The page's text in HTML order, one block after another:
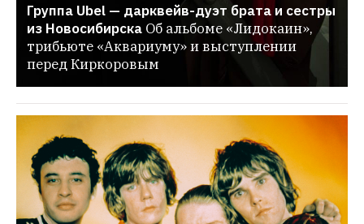
Группа Ubel — дарквейв-дуэт брата и сестры
из Новосибирска Об альбоме «Лидокаин»,
трибьюте «Аквариуму» и выступлении
перед Киркоровым